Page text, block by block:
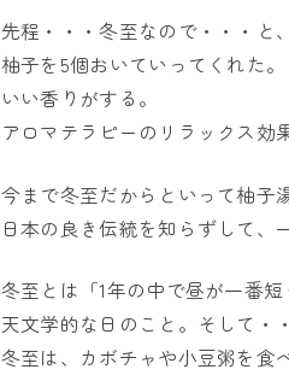
先程・・・冬至なので・・・と、
柚子を5個おいていってくれた。
いい香りがする。
アロマテラピーのリラックス効
今まで冬至だからといって柚子
日本の良き伝統を知らずして、
冬至とは「1年の中で昼が一番短
天文学的な日のこと。そして・
冬至は、カボチャや小豆粥を食